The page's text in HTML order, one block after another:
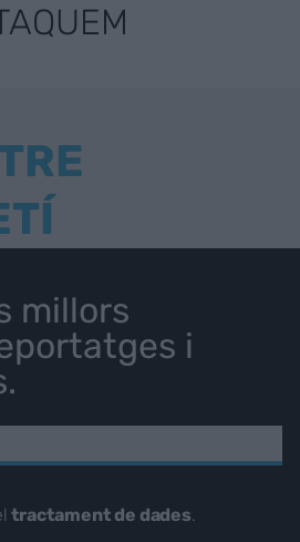
millors
i
tractament de dades.